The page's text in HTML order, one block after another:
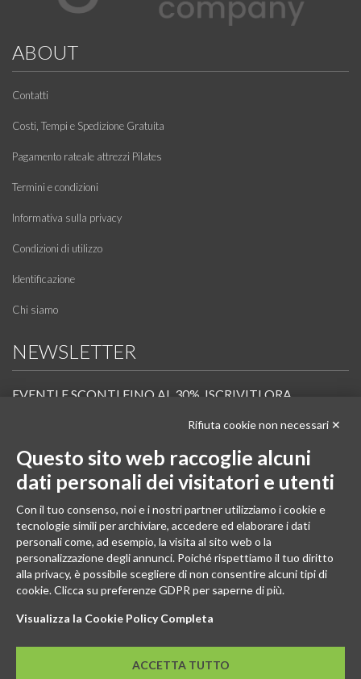
ABOUT
Contatti
Costi, Tempi e Spedizione Gratuita
Pagamento rateale attrezzi Pilates
Termini e condizioni
Informativa sulla privacy
Condizioni di utilizzo
Identificazione
Chi siamo
NEWSLETTER
EVENTI E SCONTI FINO AL 30%. ISCRIVITI ORA.
Scopri in anteprima i nuovi prodotti, le promozioni riservate ai professionisti e resta
Iscrivi alla Newsletter
SEGUICI
Rifiuta cookie non necessari ✕
Questo sito web raccoglie alcuni
dati personali dei visitatori e utenti
Con il tuo consenso, noi e i nostri partner utilizziamo i cookie e
tecnologie simili per archiviare, accedere ed elaborare i dati
personali come, ad esempio, la visita al sito web o la
personalizzazione degli annunci. Poiché rispettiamo il tuo diritto
alla privacy, è possibile scegliere di non consentire alcuni tipi di
cookie. Clicca su preferenze GDPR per saperne di più.
Visualizza la Cookie Policy Completa
ACCETTA TUTTO